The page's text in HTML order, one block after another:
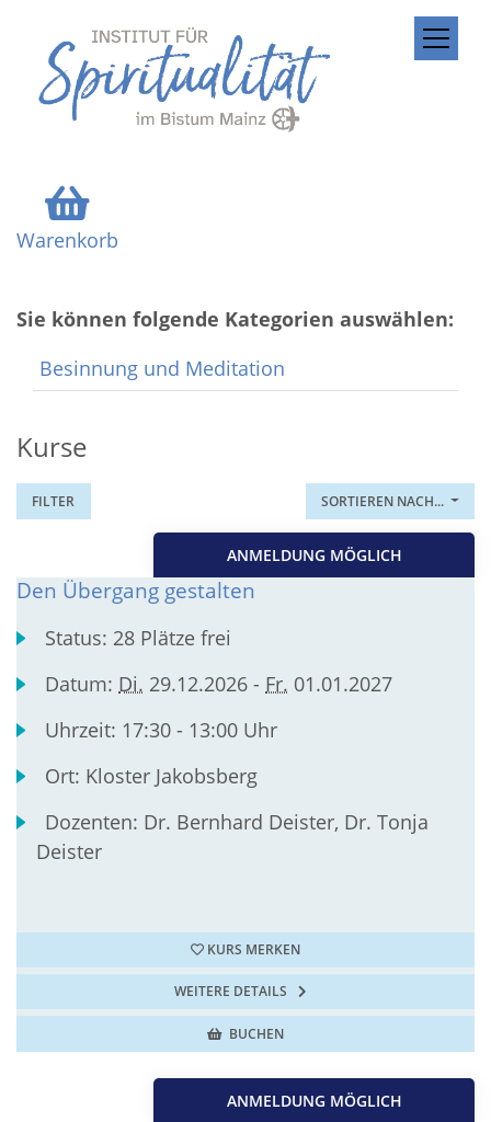
Warenkorb
Sie können folgende Kategorien auswählen:
Besinnung und Meditation
Kurse
SORTIEREN NACH...
FILTER
ANMELDUNG MÖGLICH
Den Übergang gestalten
Status: 28 Plätze frei
Datum: Di. 29.12.2026 - Fr. 01.01.2027
Uhrzeit: 17:30 - 13:00 Uhr
Ort: Kloster Jakobsberg
Dozenten: Dr. Bernhard Deister, Dr. Tonja
Deister
KURS MERKEN
WEITERE DETAILS
BUCHEN
ANMELDUNG MÖGLICH